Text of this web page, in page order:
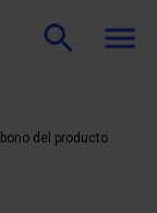
del producto